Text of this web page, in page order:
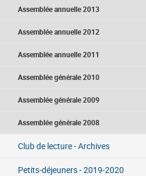
Assemblée annuelle 2013
Assemblée annuelle 2012
Assemblée annuelle 2011
Assemblée générale 2010
Assemblée générale 2009
Assemblée générale 2008
Club de lecture - Archives
Petits-déjeuners - 2019-2020